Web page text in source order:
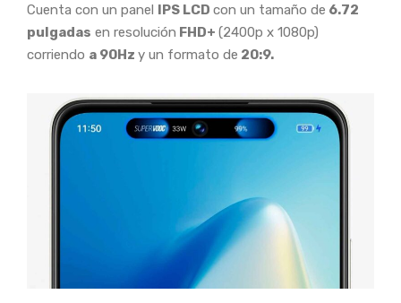
Cuenta con un panel IPS LCD con un tamaño de 6.72
pulgadas en resolución FHD+ (2400p x 1080p)
corriendo a 90Hz y un formato de 20:9.